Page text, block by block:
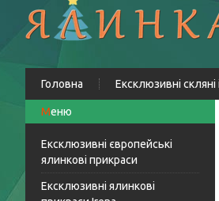
Головна Ексклюзивні скляні
Ексклюзивні європейські
ялинкові прикраси
Ексклюзивні ялинкові